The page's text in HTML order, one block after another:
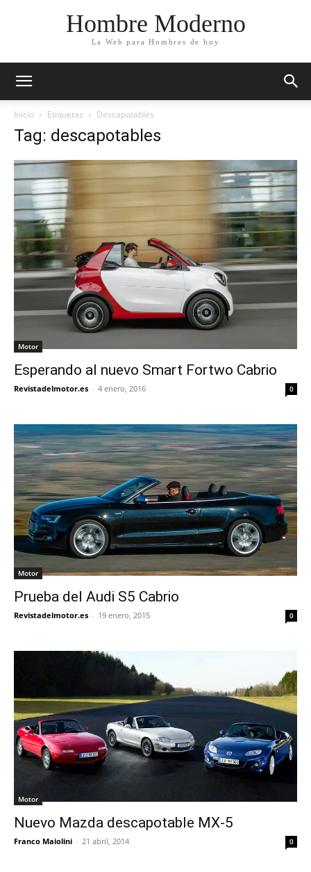
Hombre Moderno
La Web para Hombres de hoy
Inicio Etiquetas Descapotables
Tag: descapotables
Motor
Esperando al nuevo Smart Fortwo Cabrio
Revistadelmotor.es - 4 enero, 2016 0
Motor
Prueba del Audi S5 Cabrio
Revistadelmotor.es - 19 enero, 2015 0
Motor
Nuevo Mazda descapotable MX-5
Franco Maiolini - 21 abril, 2014 0